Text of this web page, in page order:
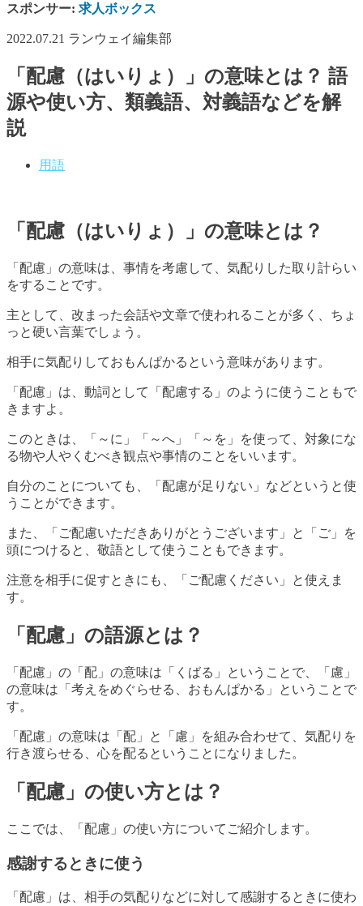
スポンサー: 求人ボックス
2022.07.21 ランウェイ編集部
「配慮（はいりょ）」の意味とは？ 語
源や使い方、類義語、対義語などを解
説
用語
「配慮（はいりょ）」の意味とは？
「配慮」の意味は、事情を考慮して、気配りした取り計らい
をすることです。
主として、改まった会話や文章で使われることが多く、ちょ
っと硬い言葉でしょう。
相手に気配りしておもんぱかるという意味があります。
「配慮」は、動詞として「配慮する」のように使うこともで
きますよ。
このときは、「～に」「～へ」「～を」を使って、対象にな
る物や人やくむべき観点や事情のことをいいます。
自分のことについても、「配慮が足りない」などというと使
うことができます。
また、「ご配慮いただきありがとうございます」と「ご」を
頭につけると、敬語として使うこともできます。
注意を相手に促すときにも、「ご配慮ください」と使えま
す。
「配慮」の語源とは？
「配慮」の「配」の意味は「くばる」ということで、「慮」
の意味は「考えをめぐらせる、おもんぱかる」ということで
す。
「配慮」の意味は「配」と「慮」を組み合わせて、気配りを
行き渡らせる、心を配るということになりました。
「配慮」の使い方とは？
ここでは、「配慮」の使い方についてご紹介します。
感謝するときに使う
「配慮」は、相手の気配りなどに対して感謝するときに使わ